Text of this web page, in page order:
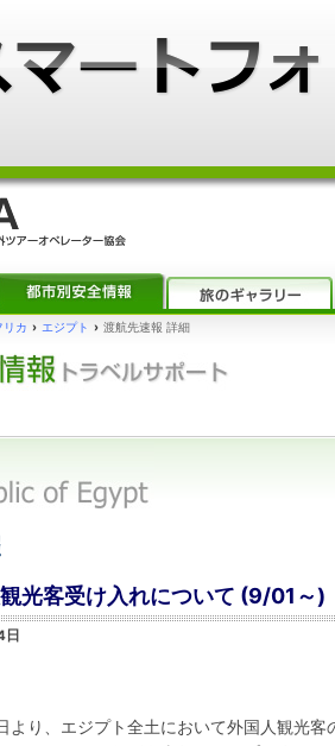
リカ › エジプト › 渡航先速報 詳細
光客受け入れについて (9/01～)
より、エジプト全土において外国人観光